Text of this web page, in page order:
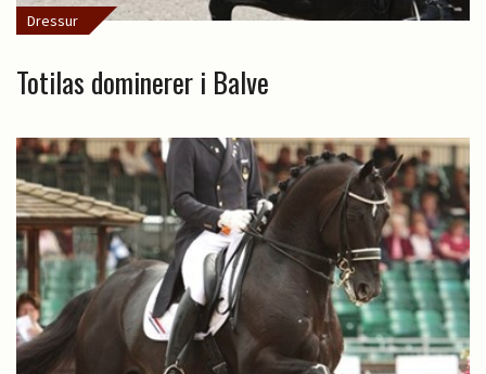
Dressur
Totilas dominerer i Balve